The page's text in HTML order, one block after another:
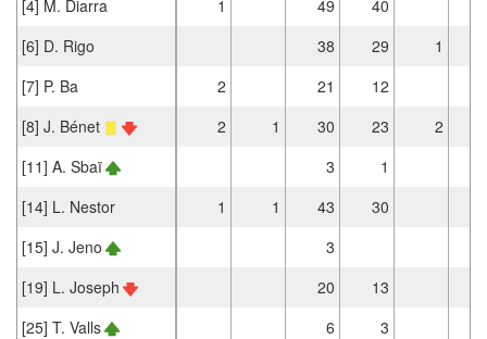
[4] M. Diarra 1 49
40
[6] D. Rigo
38 29
1
[7] P. Ba
2 21
12
[8] J. Bénet
2 1 30 23
2
[11] A. Sbaï
3
1
[14] L. Nestor
1 1 43
30
[15] J. Jeno
3
[19] L. Joseph
20
13
[25] T. Valls
6
3